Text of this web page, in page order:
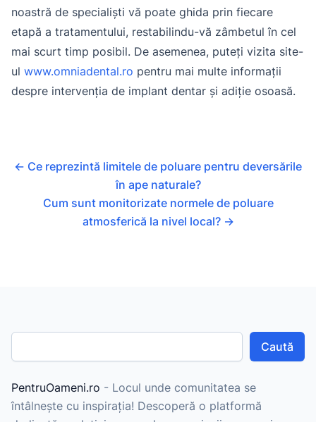
noastră de specialiști vă poate ghida prin fiecare
etapă a tratamentului, restabilindu-vă zâmbetul în cel
mai scurt timp posibil. De asemenea, puteți vizita site-
ul www.omniadental.ro pentru mai multe informații
despre intervenția de implant dentar și adiție osoasă.
← Ce reprezintă limitele de poluare pentru deversările
în ape naturale?
Cum sunt monitorizate normele de poluare
atmosferică la nivel local? →
Caută
PentruOameni.ro - Locul unde comunitatea se
întâlnește cu inspirația! Descoperă o platformă